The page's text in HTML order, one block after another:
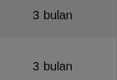
3 bulan
3 bulan